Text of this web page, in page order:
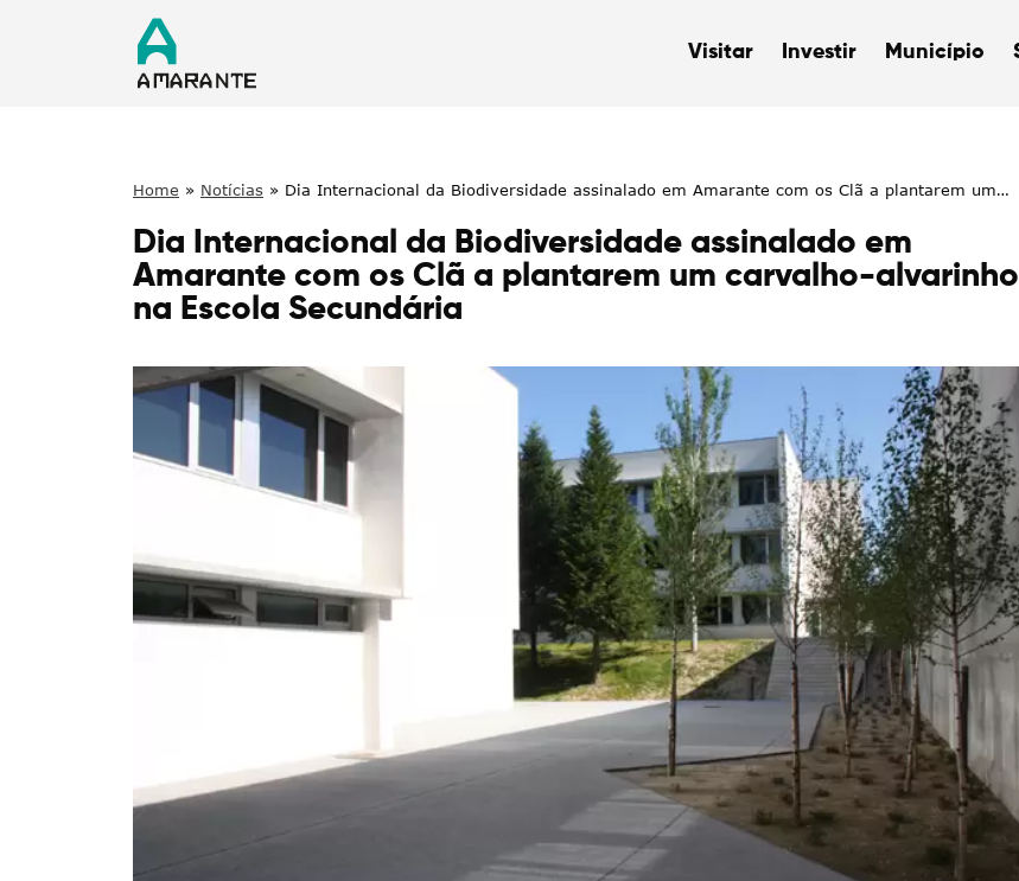
Visitar Investir Município
Home » Notícias » Dia Internacional da Biodiversidade assinalado em Amarante com os Clã a plantarem um
Dia Internacional da Biodiversidade assinalado em
Amarante com os Clã a plantarem um carvalho-alvarinho
na Escola Secundária